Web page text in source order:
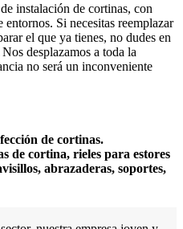
instalación de cortinas, con
Si necesitas reemplazar
el que ya tienes, no dudes en
desplazamos a toda la
no será un inconveniente
de cortinas.
de cortina, rieles para estores
abrazaderas, soportes,